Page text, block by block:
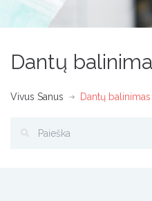
Dantų
Vivus Sanus Dantų balinimas